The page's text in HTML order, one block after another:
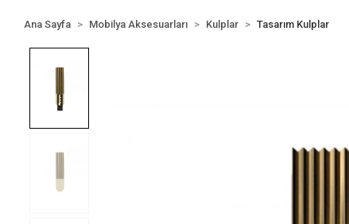
Ana Sayfa Mobilya Aksesuarları Kulplar Tasarım Kulplar